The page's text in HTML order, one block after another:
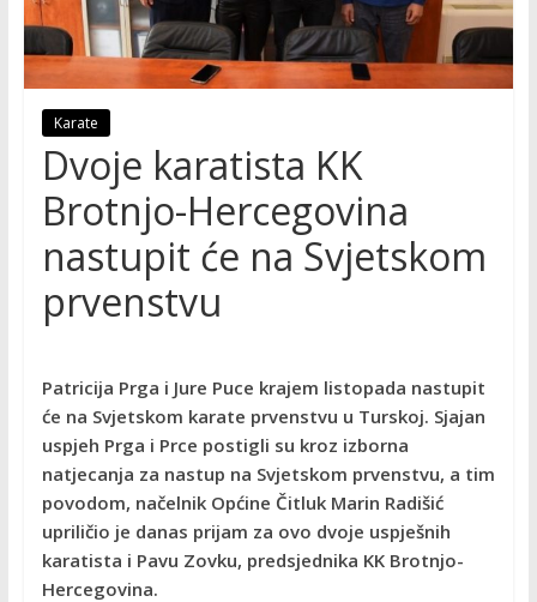
Karate
Dvoje karatista KK
Brotnjo-Hercegovina
nastupit će na Svjetskom
prvenstvu
Patricija Prga i Jure Puce krajem listopada nastupit
će na Svjetskom karate prvenstvu u Turskoj. Sjajan
uspjeh Prga i Prce postigli su kroz izborna
natjecanja za nastup na Svjetskom prvenstvu, a tim
povodom, načelnik Općine Čitluk Marin Radišić
upriličio je danas prijam za ovo dvoje uspješnih
karatista i Pavu Zovku, predsjednika KK Brotnjo-
Hercegovina.